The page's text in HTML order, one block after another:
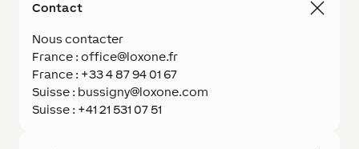
Contact
Nous contacter
France : office@loxone.fr
France : +33 4 87 94 01 67
Suisse : bussigny@loxone.com
Suisse : +41 21 531 07 51